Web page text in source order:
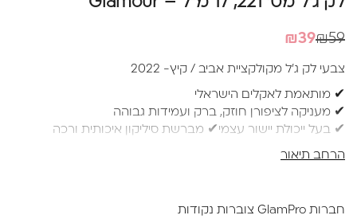
₪59
המחיר
היה:
₪59.
₪39
המחיר
הוא:
₪39.
צבעי לק ג'ל מקולקציית אביב / קיץ- 2022
✔ מותאמת לאקלים הישראלי
✔ מעניקה לציפורן חוזק, ברק ועמידות גבוהה
✔ בעל ייכולת יישור עצמי✔ מברשת סיליקון איכותית ורכה
באישור משרד הבריאות
הרחב תיאור
חברות GlamPro צוברות נקודות